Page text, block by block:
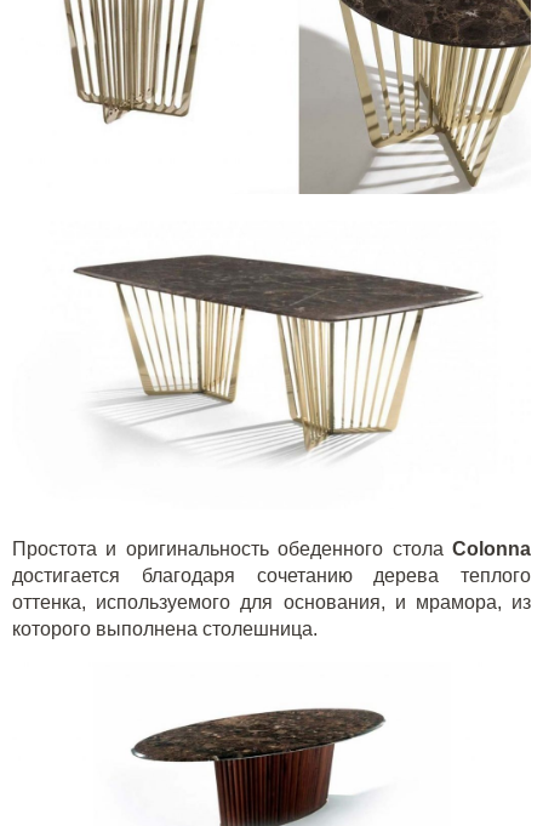
Простота и оригинальность обеденного стола Colonna
достигается благодаря сочетанию дерева теплого
оттенка, используемого для основания, и мрамора, из
которого выполнена столешница.